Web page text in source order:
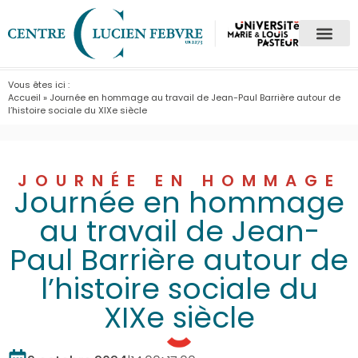
Vous êtes ici :
Accueil » Journée en hommage au travail de Jean-Paul Barrière autour de
l’histoire sociale du XIXe siècle
JOURNÉE EN HOMMAGE
Journée en hommage
au travail de Jean-
Paul Barrière autour de
l’histoire sociale du
XIXe siècle